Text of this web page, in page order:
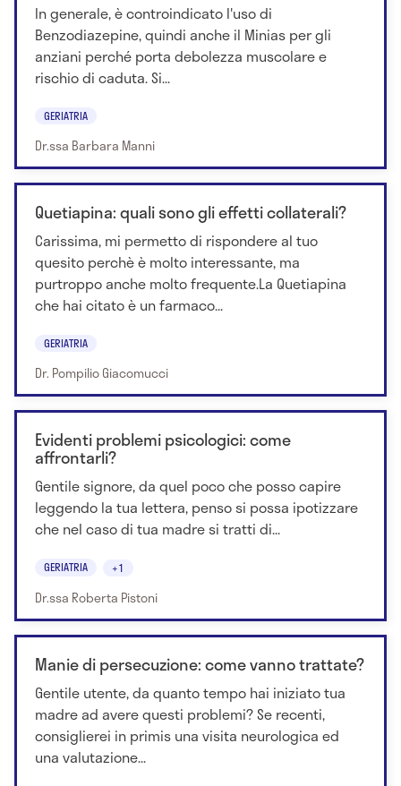
In generale, è controindicato l'uso di
Benzodiazepine, quindi anche il Minias per gli
anziani perché porta debolezza muscolare e
rischio di caduta. Si...
GERIATRIA
Dr.ssa Barbara Manni
Quetiapina: quali sono gli effetti collaterali?
Carissima, mi permetto di rispondere al tuo
quesito perchè è molto interessante, ma
purtroppo anche molto frequente.La Quetiapina
che hai citato è un farmaco...
GERIATRIA
Dr. Pompilio Giacomucci
Evidenti problemi psicologici: come
affrontarli?
Gentile signore, da quel poco che posso capire
leggendo la tua lettera, penso si possa ipotizzare
che nel caso di tua madre si tratti di...
GERIATRIA +1
Dr.ssa Roberta Pistoni
Manie di persecuzione: come vanno trattate?
Gentile utente, da quanto tempo hai iniziato tua
madre ad avere questi problemi? Se recenti,
consiglierei in primis una visita neurologica ed
una valutazione...